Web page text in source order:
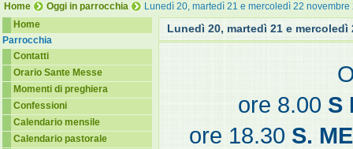
Home Oggi in parrocchia
Lunedì 20, martedì 21 e mercoledì 22 novembre
Home
Parrocchia
Contatti
Orario Sante Messe
Momenti di preghiera
Confessioni
Calendario mensile
Calendario pastorale
Lunedì 20, martedì 21 e mercoledì
ore 8.00 S
ore 18.30 S.